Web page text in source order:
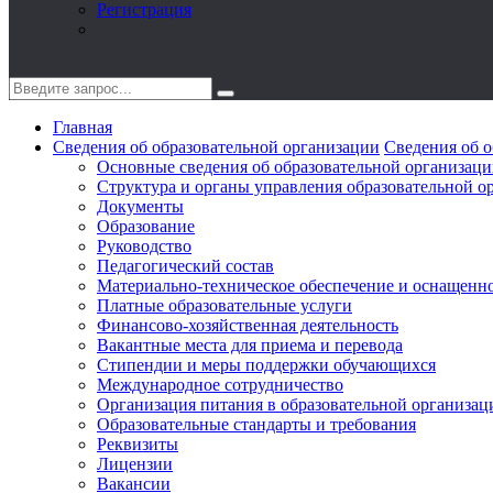
Регистрация
Главная
Сведения об образовательной организации Сведения об
Основные сведения об образовательной
Структура и органы управления образовательной
Документы
Образование
Руководство
Педагогический состав
Материально-техническое обеспечение и
Платные образовательные услуги
Финансово-хозяйственная деятельность
Вакантные места для приема и перевода
Стипендии и меры поддержки обучающихся
Международное сотрудничество
Организация питания в образовательной
Образовательные стандарты и требования
Реквизиты
Лицензии
Вакансии